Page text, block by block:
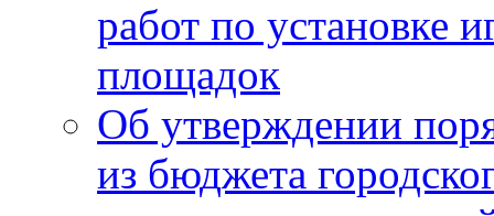
работ по установке
площадок
Об утверждении
из бюджета